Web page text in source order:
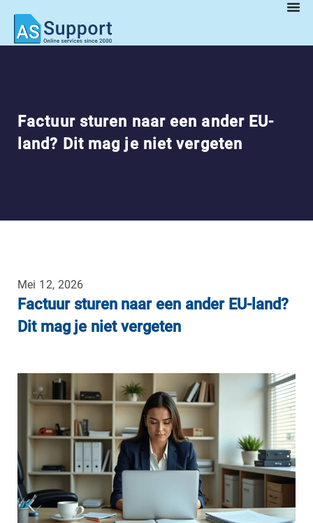
Factuur sturen naar een ander EU-
land? Dit mag je niet vergeten
Mei 12, 2026
Factuur sturen naar een ander EU-land?
Dit mag je niet vergeten